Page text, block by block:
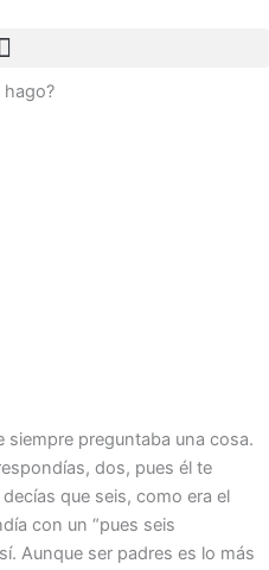
hago?
siempre preguntaba una cosa.
dos, pues él te
que seis, como era el
con un “pues seis
Aunque ser padres es lo más